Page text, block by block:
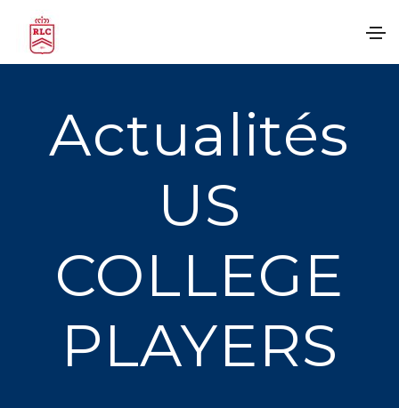
Actualités
US
COLLEGE
PLAYERS